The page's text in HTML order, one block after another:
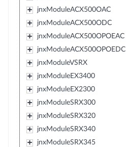
jnxModuleACX500OAC
jnxModuleACX500ODC
jnxModuleACX500OPOEAC
jnxModuleACX500OPOEDC
jnxModuleVSRX
jnxModuleEX3400
jnxModuleEX2300
jnxModuleSRX300
jnxModuleSRX320
jnxModuleSRX340
jnxModuleSRX345